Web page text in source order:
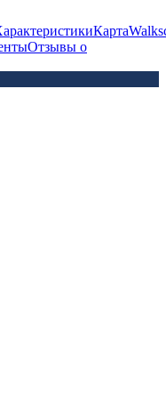
Карта
Отзывы о